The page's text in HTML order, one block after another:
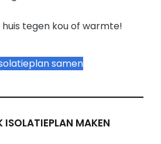
tegen kou of warmte!
samen
ISOLATIEPLAN MAKEN